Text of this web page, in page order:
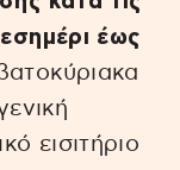
έως
εισιτήριο